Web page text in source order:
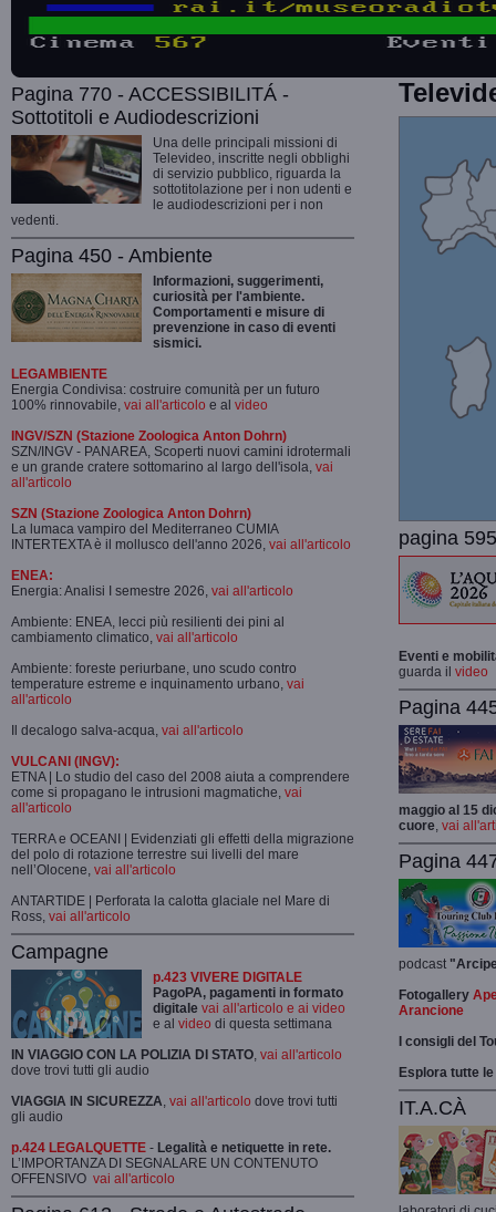
Pagina 770 - ACCESSIBILITÁ -
Sottotitoli e Audiodescrizioni
Una delle principali missioni di
Televideo, inscritte negli obblighi
di servizio pubblico, riguarda la
sottotitolazione per i non udenti e
le audiodescrizioni per i non
vedenti.
Pagina 450 - Ambiente
Informazioni, suggerimenti,
curiosità per l'ambiente.
Comportamenti e misure di
prevenzione in caso di eventi
sismici.
LEGAMBIENTE
Energia Condivisa: costruire comunità per un futuro
100% rinnovabile, vai all'articolo e al video
INGV/SZN (Stazione Zoologica Anton Dohrn)
SZN/INGV - PANAREA, Scoperti nuovi camini idrotermali
e un grande cratere sottomarino al largo dell'isola, vai
all'articolo
SZN (Stazione Zoologica Anton Dohrn)
La lumaca vampiro del Mediterraneo CUMIA
INTERTEXTA è il mollusco dell'anno 2026, vai all'articolo
ENEA:
Energia: Analisi I semestre 2026, vai all'articolo
Ambiente: ENEA, lecci più resilienti dei pini al
cambiamento climatico, vai all'articolo
Ambiente: foreste periurbane, uno scudo contro
temperature estreme e inquinamento urbano, vai
all'articolo
Il decalogo salva-acqua, vai all'articolo
VULCANI (INGV):
ETNA | Lo studio del caso del 2008 aiuta a comprendere
come si propagano le intrusioni magmatiche, vai
all'articolo
TERRA e OCEANI | Evidenziati gli effetti della migrazione
del polo di rotazione terrestre sui livelli del mare
nell’Olocene, vai all'articolo
ANTARTIDE | Perforata la calotta glaciale nel Mare di
Ross, vai all'articolo
Campagne
p.423 VIVERE DIGITALE
PagoPA, pagamenti in formato
digitale vai all'articolo e ai video
e al video di questa settimana
IN VIAGGIO CON LA POLIZIA DI STATO, vai all'articolo
dove trovi tutti gli audio
VIAGGIA IN SICUREZZA, vai all'articolo dove trovi tutti
gli audio
p.424 LEGALQUETTE - Legalità e netiquette in rete.
L’IMPORTANZA DI SEGNALARE UN CONTENUTO
OFFENSIVO vai all'articolo
pagina
Eventi e
guarda il video
Pagina
maggio al 15
cuore, vai
Pagina
podcast
Fotogallery
Arancione
I consigli del
Esplora tutte
IT.A.CÀ